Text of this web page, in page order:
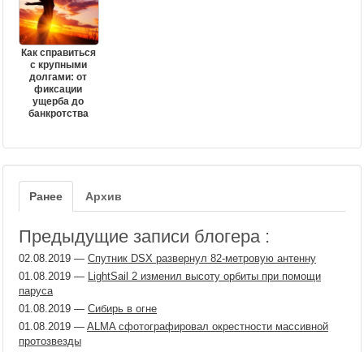
Как справиться
с крупными
долгами: от
фиксации
ущерба до
банкротства
Ранее Архив
Предыдущие записи блогера :
02.08.2019 — Спутник DSX развернул 82-метровую антенну
01.08.2019 — LightSail 2 изменил высоту орбиты при помощи
паруса
01.08.2019 — Сибирь в огне
01.08.2019 — ALMA сфотографировал окрестности массивной
протозвезды